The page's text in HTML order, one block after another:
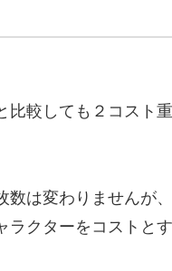
較しても２コスト
は変わりませんが
クターをコストと